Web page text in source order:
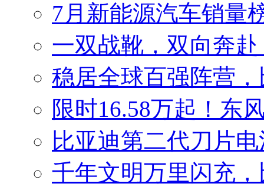
7月新能源汽车销量
一双战靴，双向奔
稳居全球百强阵营
限时16.58万起！东
比亚迪第二代刀片
千年文明万里闪充